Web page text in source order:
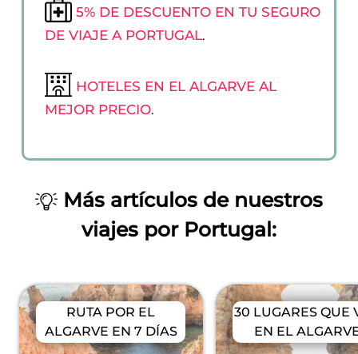
5% DE DESCUENTO EN TU SEGURO
DE VIAJE A PORTUGAL.
HOTELES EN EL ALGARVE AL
MEJOR PRECIO.
Más artículos de nuestros
viajes por Portugal:
RUTA POR EL
ALGARVE EN 7 DÍAS
30 LUGARES QUE
EN EL